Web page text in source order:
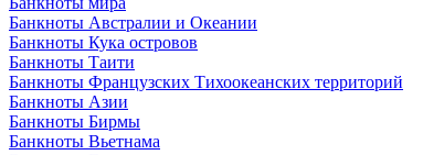
Банкноты Австралии и Океании
Банкноты Кука островов
Банкноты Таити
Банкноты Французских Тихоокеанских территорий
Банкноты Азии
Банкноты Бирмы
Банкноты Вьетнама